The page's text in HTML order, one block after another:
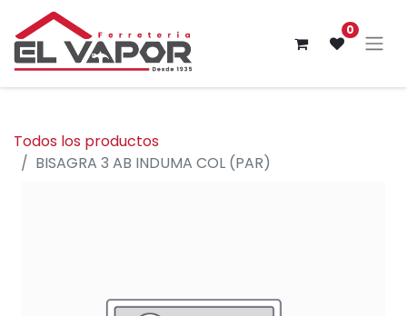
0
Todos los productos
BISAGRA 3 AB INDUMA COL (PAR)